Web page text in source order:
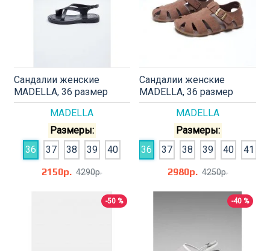
MADELLA
Сандалии женские
MADELLA, 36 размер
Размеры:
36
37 38 39
40
2150р. 4290р.
MADELLA
Сандалии женские
MADELLA, 36 размер
Размеры:
36
37 38 39 40
41
2980р. 4250р.
-50 % -40 %